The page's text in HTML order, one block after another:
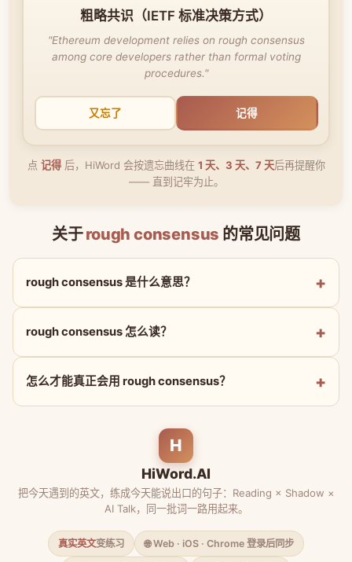
粗略共识（IETF 标准决策方式）
"Ethereum development relies on rough consensus
among core developers rather than formal voting
procedures."
又忘了 记得
点 记得后，HiWord 会按遗忘曲线在 1 天、3 天、7 天后再提醒你
—— 直到记牢为止。
关于rough consensus 的常见问题
rough consensus 是什么意思？
rough consensus 怎么读？
怎么才能真正会用 rough consensus？
H
HiWord.AI
把今天遇到的英文，练成今天能说出口的句子：Reading × Shadow ×
AI Talk，同一批词一路用起来。
真实英文变练习 🌐 Web · iOS · Chrome 登录后同步